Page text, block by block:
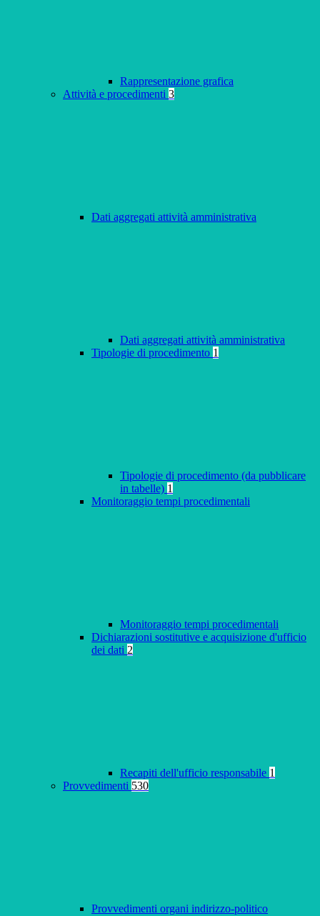
Rappresentazione grafica
Attività e procedimenti 3
Dati aggregati attività amministrativa
Dati aggregati attività amministrativa
Tipologie di procedimento 1
Tipologie di procedimento (da pubblicare
in tabelle) 1
Monitoraggio tempi procedimentali
Monitoraggio tempi procedimentali
Dichiarazioni sostitutive e acquisizione d'ufficio
dei dati 2
Recapiti dell'ufficio responsabile 1
Provvedimenti 530
Provvedimenti organi indirizzo-politico